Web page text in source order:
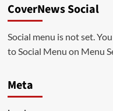
CoverNews Social
Social menu is not set.
to Social Menu on Menu
Meta